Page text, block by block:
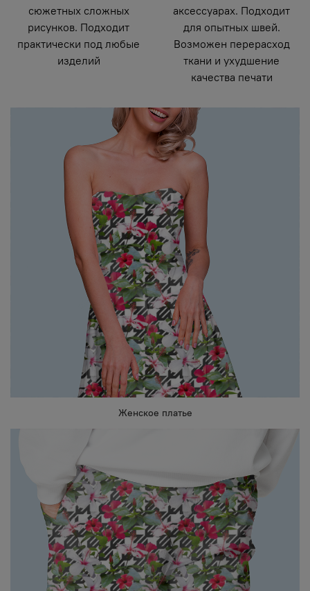
сюжетных сложных
рисунков. Подходит
практически под любые
изделий
аксессуарах. Подходит
для опытных швей.
Возможен перерасход
ткани и ухудшение
качества печати
Женское платье